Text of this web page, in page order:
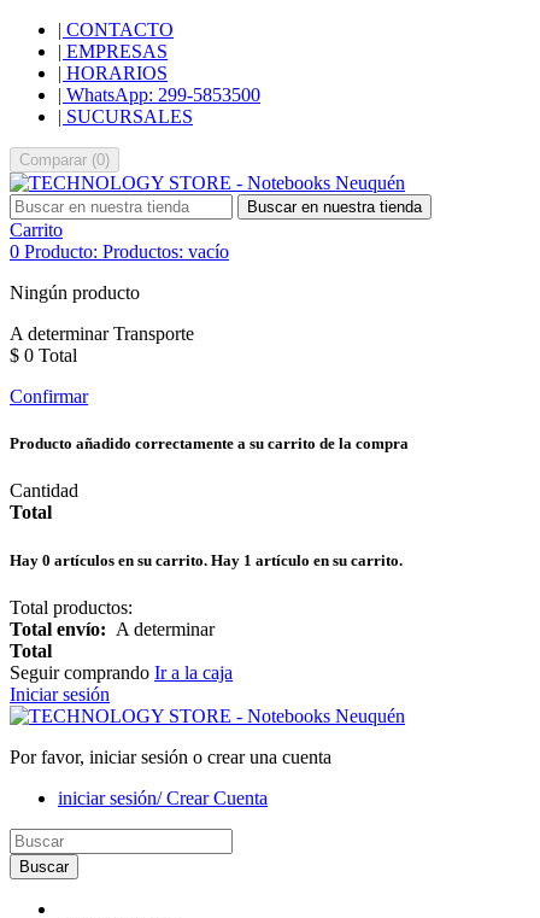
| CONTACTO
| EMPRESAS
| HORARIOS
| WhatsApp: 299-5853500
| SUCURSALES
Comparar (0)
Buscar en nuestra tienda
Carrito
0 Producto: Productos: vacío
Ningún producto
A determinarTransporte
$ 0 Total
Confirmar
Producto añadido correctamente a su carrito de la compra
Cantidad
Total
Hay 0 artículos en su carrito. Hay 1 artículo en su carrito.
Total productos:
Total envío: A determinar
Total
Seguir comprando Ir a la caja
Iniciar sesión
Por favor, iniciar sesión o crear una cuenta
iniciar sesión/ Crear Cuenta
Buscar